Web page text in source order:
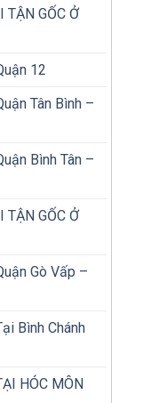
TẬN GỐC Ở
12
Tân Bình –
Bình Tân –
TẬN GỐC Ở
Gò Vấp –
Bình Chánh
HÓC MÔN